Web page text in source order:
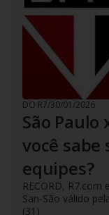
DO R7/30/01/2026
São Paulo
você sabe
equipes?
RECORD,
San-São válido
(31)